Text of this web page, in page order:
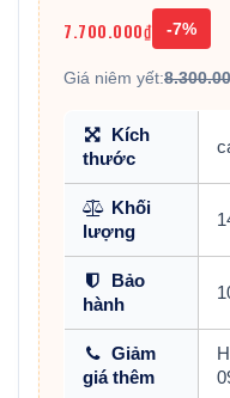
7.700.000₫ -7%
Giá niêm yết:
Kích
thước
Khối
lượng
Bảo
hành
Giảm
giá thêm